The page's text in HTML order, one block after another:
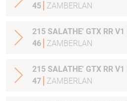
45
ZAMBERLAN
215 SALATHE' GTX RR V1
46
ZAMBERLAN
215 SALATHE' GTX RR V1
47
ZAMBERLAN